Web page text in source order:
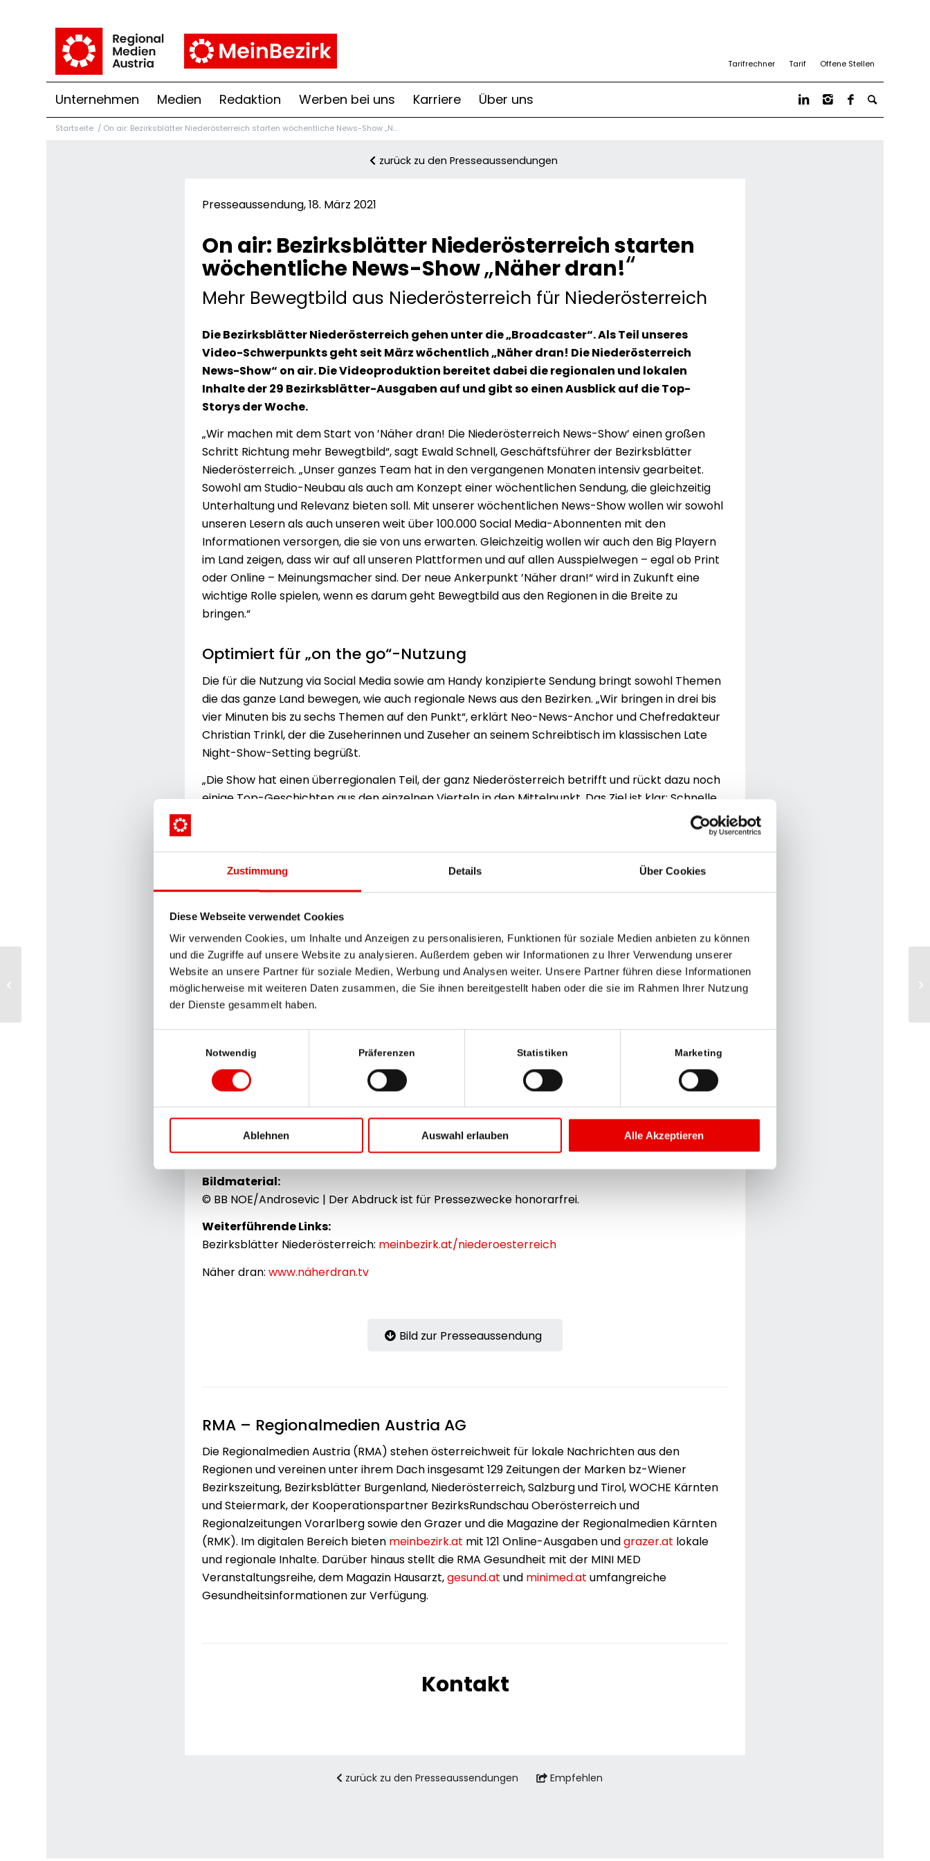
Zustimmung Details Über Cookies
Diese Webseite verwendet Cookies
Wir verwenden Cookies, um Inhalte und Anzeigen zu personalisieren, Funktionen für soziale Medien anbieten zu können
und die Zugriffe auf unsere Website zu analysieren. Außerdem geben wir Informationen zu Ihrer Verwendung unserer
Website an unsere Partner für soziale Medien, Werbung und Analysen weiter. Unsere Partner führen diese Informationen
möglicherweise mit weiteren Daten zusammen, die Sie ihnen bereitgestellt haben oder die sie im Rahmen Ihrer Nutzung
der Dienste gesammelt haben.
Notwendig Präferenzen Statistiken Marketing
Ablehnen Auswahl erlauben Alle Akzeptieren
Tarifrechner Tarif Offene Stellen
Unternehmen Medien Redaktion Werben bei uns Karriere Über uns
Startseite / On air: Bezirksblätter Niederösterreich starten wöchentliche News-Show „N...
zurück zu den Presseaussendungen
Presseaussendung, 18. März 2021
On air: Bezirksblätter Niederösterreich starten
wöchentliche News-Show„Näher dran!“
Mehr Bewegtbild aus Niederösterreich für Niederösterreich
Die Bezirksblätter Niederösterreich gehen unter die „Broadcaster“. Als Teil unseres
Video-Schwerpunkts geht seit März wöchentlich „Näher dran! Die Niederösterreich
News-Show“ on air. Die Videoproduktion bereitet dabei die regionalen und lokalen
Inhalte der 29 Bezirksblätter-Ausgaben auf und gibt so einen Ausblick auf die Top-
Storys der Woche.
„Wir machen mit dem Start von ’Näher dran! Die Niederösterreich News-Show’ einen großen
Schritt Richtung mehr Bewegtbild“, sagt Ewald Schnell, Geschäftsführer der Bezirksblätter
Niederösterreich. „Unser ganzes Team hat in den vergangenen Monaten intensiv gearbeitet.
Sowohl am Studio-Neubau als auch am Konzept einer wöchentlichen Sendung, die gleichzeitig
Unterhaltung und Relevanz bieten soll. Mit unserer wöchentlichen News-Show wollen wir sowohl
unseren Lesern als auch unseren weit über 100.000 Social Media-Abonnenten mit den
Informationen versorgen, die sie von uns erwarten. Gleichzeitig wollen wir auch den Big Playern
im Land zeigen, dass wir auf all unseren Plattformen und auf allen Ausspielwegen – egal ob Print
oder Online – Meinungsmacher sind. Der neue Ankerpunkt ’Näher dran!“ wird in Zukunft eine
wichtige Rolle spielen, wenn es darum geht Bewegtbild aus den Regionen in die Breite zu
bringen.“
Optimiert für „on the go“-Nutzung
Die für die Nutzung via Social Media sowie am Handy konzipierte Sendung bringt sowohl Themen
die das ganze Land bewegen, wie auch regionale News aus den Bezirken. „Wir bringen in drei bis
vier Minuten bis zu sechs Themen auf den Punkt“, erklärt Neo-News-Anchor und Chefredakteur
Christian Trinkl, der die Zuseherinnen und Zuseher an seinem Schreibtisch im klassischen Late
Night-Show-Setting begrüßt.
„Die Show hat einen überregionalen Teil, der ganz Niederösterreich betrifft und rückt dazu noch
einige Top-Geschichten aus den einzelnen Vierteln in den Mittelpunkt. Das Ziel ist klar: Schnelle
und unterhaltsame Information auf allen Kanälen.“ Fixer Bestandteil ist die Interaktivität mit
unserem Publikum. Durch Umfragen und Mitmach-Aktionen sollen unsere User Teil von „Näher
dran!“ werden. Chefredakteur-Stellvertreterin Karin Zeiler wiederum wird relevante Themen in
den Bezirken und wichtige Entscheidungen im NÖ Landtag als Korrespondentin analysieren. Hinzu
kommen demnächst Beiträge direkt aus den Bezirken, die von unseren Redakteurinnen und
Zeitung, die bewegt
„‚Näher dran!‘ soll das Leben in Niederösterreich abbilden und einen schnellen Überblick über die
Woche geben. Wer mehr wissen will, findet in der Print-Ausgabe, aufmeinbezirk.atund in der
meinbezirk espresso App alle weiteren Informationen zu den Geschichten. Damit verzahnen wir
die klassische Zeitung noch mehr mit dem Thema Bewegtbild, das in Zukunft immer wichtiger
werden wird“, sagt Christian Trinkl.
„Näher dran! Die Niederösterreich News-Show“ wird künftig jeden Dienstag veröffentlicht.
Ausgespielt wird die Sendung auf allen Facebook-Seiten der Bezirksblätter Niederösterreich und
ihrer Lokalausgaben, auf youtube und optimiert für die Nutzung am Handy aufwww.näherdran.tv
Die Bezirksblätter Niederösterreich, eine Marke der RMA, erscheinen wöchentlich mit
29 Regionalausgaben.
Bildmaterial:
© BB NOE/Androsevic | Der Abdruck ist für Pressezwecke honorarfrei.
Weiterführende Links:
Bezirksblätter Niederösterreich: meinbezirk.at/niederoesterreich
Näher dran:www.näherdran.tv
Bild zur Presseaussendung
RMA – Regionalmedien Austria AG
Die Regionalmedien Austria (RMA) stehen österreichweit für lokale Nachrichten aus den
Regionen und vereinen unter ihrem Dach insgesamt 129 Zeitungen der Marken bz-Wiener
Bezirkszeitung, Bezirksblätter Burgenland, Niederösterreich, Salzburg und Tirol, WOCHE Kärnten
und Steiermark, der Kooperationspartner BezirksRundschau Oberösterreich und
Regionalzeitungen Vorarlberg sowie den Grazer und die Magazine der Regionalmedien Kärnten
(RMK). Im digitalen Bereich bieten meinbezirk.at mit 121 Online-Ausgaben undgrazer.at lokale
und regionale Inhalte. Darüber hinaus stellt die RMA Gesundheit mit der MINI MED
Veranstaltungsreihe, dem Magazin Hausarzt,gesund.at und minimed.at umfangreiche
Gesundheitsinformationen zur Verfügung.
Kontakt
zurück zu den Presseaussendungen Empfehlen
wieder mit höchster Printauflage*